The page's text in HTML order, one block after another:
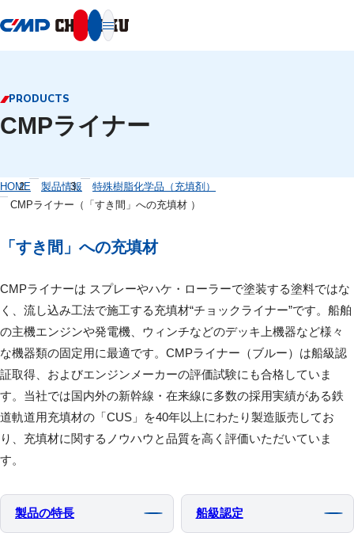
PRODUCTS
CMPライナー
HOME 製品情報
特殊樹脂化学品（充填剤）
CMPライナー（「すき間」への充填材 ）
「すき間」への充填材
CMPライナーは スプレーやハケ・ローラーで塗装する塗料ではな
く、流し込み工法で施工する充填材“チョックライナー”です。船舶
の主機エンジンや発電機、ウィンチなどのデッキ上機器など様々
な機器類の固定用に最適です。CMPライナー（ブルー）は船級認
証取得、およびエンジンメーカーの評価試験にも合格していま
す。当社では国内外の新幹線・在来線に多数の採用実績がある鉄
道軌道用充填材の「CUS」を40年以上にわたり製造販売してお
り、充填材に関するノウハウと品質を高く評価いただいていま
す。
製品の特⻑ 船級認定